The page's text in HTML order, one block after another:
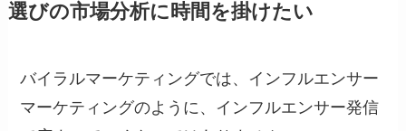
選びの市場分析に時間を掛けたい
バイラルマーケティングでは、インフルエンサー
マーケティングのように、インフルエンサー発信